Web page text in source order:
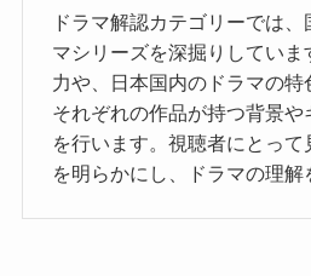
ドラマ解認カテゴリーでは
マシリーズを深掘りしてい
力や、日本国内のドラマの特
それぞれの作品が持つ背景
を行います。視聴者にとって
を明らかにし、ドラマの理解